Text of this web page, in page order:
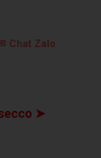
Chat Zalo
➤